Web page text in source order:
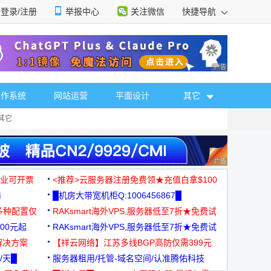
登录/注册 举报中心 关注微信 快捷导航
广告 商业广告，理
系统 网站运营 平面设计 其它
它
广告 商业广告，理
可开票
<推荐>云服务器注册免费领★充值白拿$100
█机房大带宽机柜Q:1006456867█
种配置仅
RAKsmart海外VPS,服务器低至7折★免费试
用★
元起
RAKsmart海外VPS,服务器低至7折★免费试
用★
决方案
【祥云网络】江苏多线BGP高防仅需399元
█
服务器租用/托管-域名空间/认准腾佑科技